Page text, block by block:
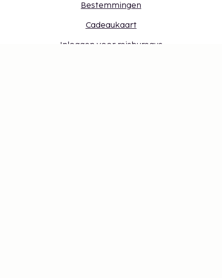
Bestemmingen
Cadeaukaart
Inloggen voor reisbureaus